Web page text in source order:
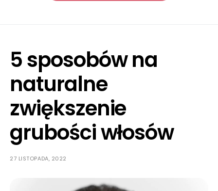
5 sposobów na
naturalne
zwiększenie
grubości włosów
27 LISTOPADA, 2022